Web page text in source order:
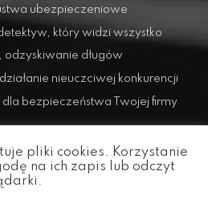
ubezpieczeniowe
który widzi wszystko
odzyskiwanie długów
nieuczciwej konkurencji
bezpieczeństwa Twojej firmy
Poznań –
pliki cookies. Korzystanie
na ich zapis lub odczyt